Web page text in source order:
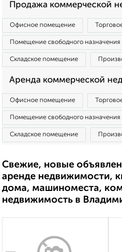
Продажа коммерческой
Офисное помещение
Помещение свободного назначения
Складское помещение
Аренда коммерческой
Офисное помещение
Помещение свободного назначения
Складское помещение
Свежие, новые
аренде недвижимости,
дома, машиноместа,
недвижимость в